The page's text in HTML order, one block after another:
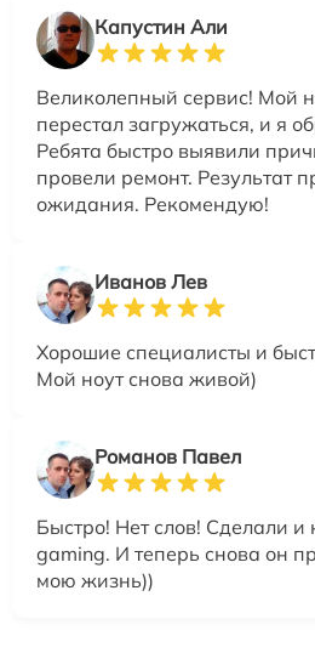
Капустин Али
Великолепный сервис! Мой
перестал загружаться, и я
Ребята быстро выявили
провели ремонт. Результат
ожидания. Рекомендую!
Иванов Лев
Хорошие специалисты и
Мой ноут снова живой)
Романов Павел
Быстро! Нет слов! Сделали и
gaming. И теперь снова он
мою жизнь))